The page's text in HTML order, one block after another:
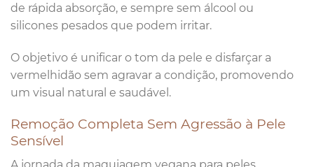
de rápida absorção, e sempre sem álcool ou
silicones pesados que podem irritar.
O objetivo é unificar o tom da pele e disfarçar a
vermelhidão sem agravar a condição, promovendo
um visual natural e saudável.
Remoção Completa Sem Agressão à Pele
Sensível